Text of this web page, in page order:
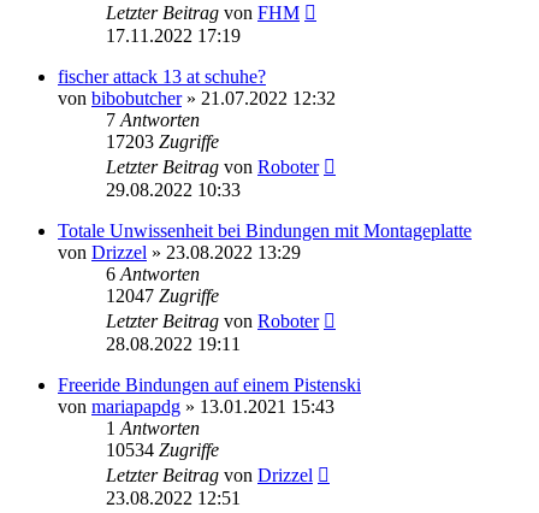
Letzter Beitrag von FHM
17.11.2022 17:19
fischer attack 13 at schuhe?
von bibobutcher» 21.07.2022 12:32
7 Antworten
17203 Zugriffe
Letzter Beitrag von Roboter
29.08.2022 10:33
Totale Unwissenheit bei Bindungen mit Montageplatte
von Drizzel » 23.08.2022 13:29
6 Antworten
12047 Zugriffe
Letzter Beitrag von Roboter
28.08.2022 19:11
Freeride Bindungen auf einem Pistenski
von mariapapdg » 13.01.2021 15:43
1 Antworten
10534 Zugriffe
Letzter Beitrag von Drizzel
23.08.2022 12:51